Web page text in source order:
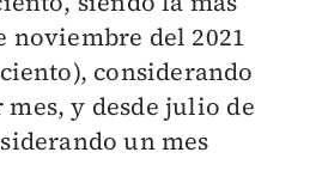
noviembre del 2021
considerando
y desde julio de
un mes